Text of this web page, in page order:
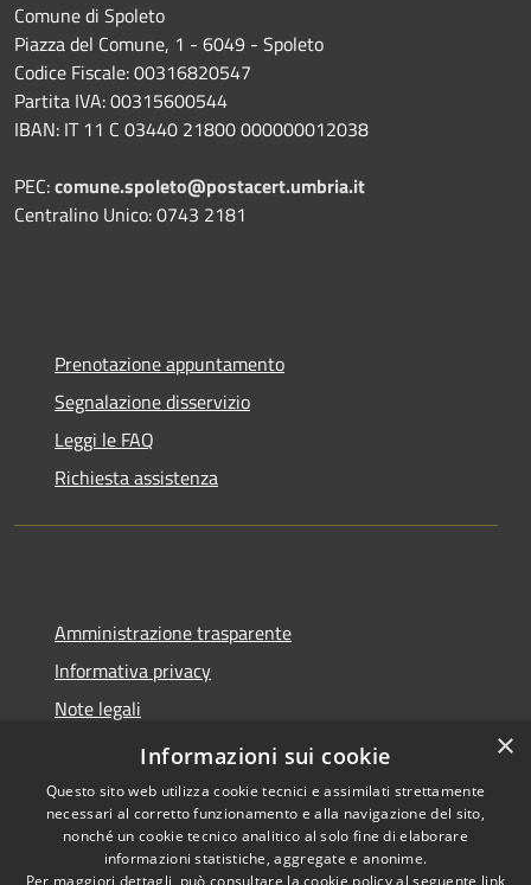
Comune di Spoleto
Piazza del Comune, 1 - 6049 - Spoleto
Codice Fiscale: 00316820547
Partita IVA: 00315600544
IBAN: IT 11 C 03440 21800 000000012038
PEC:comune.spoleto@postacert.umbria.it
Centralino Unico: 0743 2181
Prenotazione appuntamento
Segnalazione disservizio
Leggi le FAQ
Richiesta assistenza
Amministrazione trasparente
Informativa privacy
Note legali
Dichiarazione di accessibilità
Copyright © 2026 • Comune di
×
Informazioni sui cookie
Questo sito web utilizza cookie tecnici e assimilati strettamente
necessari al corretto funzionamento e alla navigazione del sito,
nonché un cookie tecnico analitico al solo fine di elaborare
informazioni statistiche, aggregate e anonime.
Per maggiori dettagli, può consultare la cookie policy al seguente link